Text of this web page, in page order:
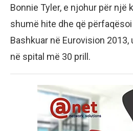
Bonnie Tyler, e njohur për një
shumë hite dhe që
Bashkuar në Eurovision
në spital më 30 prill.